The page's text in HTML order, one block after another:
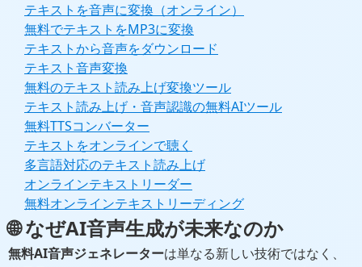
テキストを音声に変換（オンライン）
無料でテキストをMP3に変換
テキストから音声をダウンロード
テキスト音声変換
無料のテキスト読み上げ変換ツール
テキスト読み上げ・音声認識の無料AIツール
無料TTSコンバーター
テキストをオンラインで聴く
多言語対応のテキスト読み上げ
オンラインテキストリーダー
無料オンラインテキストリーディング
🌐 なぜAI音声生成が未来なのか
無料AI音声ジェネレーターは単なる新しい技術ではなく、